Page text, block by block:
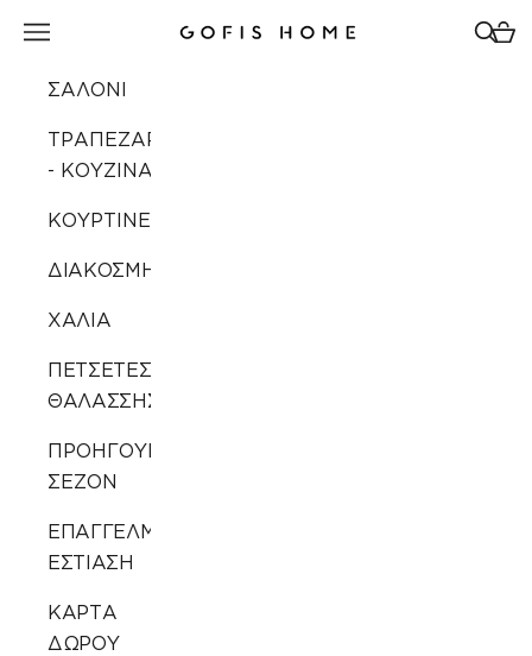
Gofis Home
Άνοιγμα μενού πλοήγησης
ΣΑΛΟΝΙ
ΤΡΑΠΕΖΑΡΙΑ
- ΚΟΥΖΙΝΑ
ΚΟΥΡΤΙΝΕΣ
ΔΙΑΚΟΣΜΗΣΗ
ΧΑΛΙΑ
ΠΕΤΣΕΤΕΣ
ΘΑΛΑΣΣΗΣ
ΠΡΟΗΓΟΥΜΕΝΩΝ
ΣΕΖΟΝ
ΕΠΑΓΓΕΛΜΑΤΙΚΗ
ΕΣΤΙΑΣΗ
ΚΑΡΤΑ
ΔΩΡΟΥ